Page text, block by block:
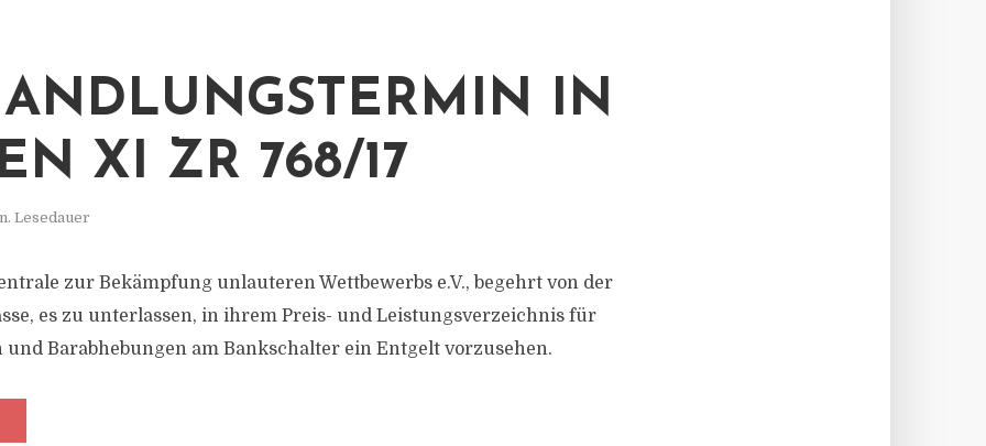
IN
XI ZR 768/17
Lesedauer
zur Bekämpfung unlauteren Wettbewerbs e.V., begehrt von der
es zu unterlassen, in ihrem Preis- und Leistungsverzeichnis für
Barabhebungen am Bankschalter ein Entgelt vorzusehen.